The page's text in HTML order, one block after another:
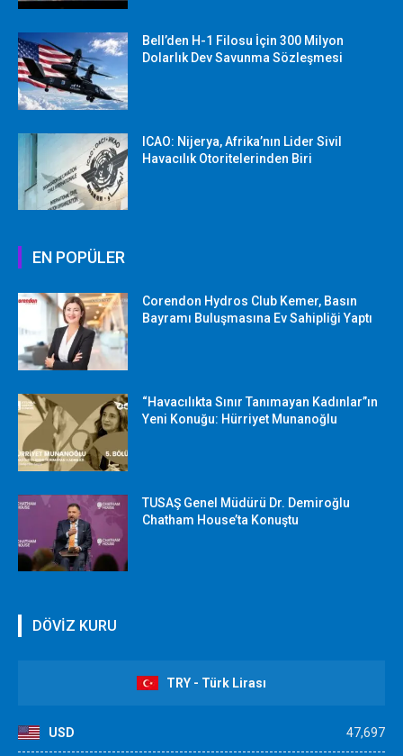
Bell’den H-1 Filosu İçin 300 Milyon
Dolarlık Dev Savunma Sözleşmesi
ICAO: Nijerya, Afrika’nın Lider Sivil
Havacılık Otoritelerinden Biri
EN POPÜLER
Corendon Hydros Club Kemer, Basın
Bayramı Buluşmasına Ev Sahipliği Yaptı
“Havacılıkta Sınır Tanımayan Kadınlar”ın
Yeni Konuğu: Hürriyet Munanoğlu
TUSAŞ Genel Müdürü Dr. Demiroğlu
Chatham House’ta Konuştu
DÖVİZ KURU
TRY - Türk Lirası
USD 47,697